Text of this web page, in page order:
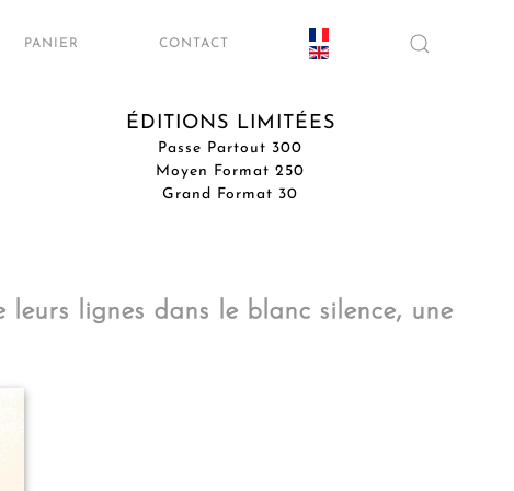
PANIER CONTACT
ÉDITIONS LIMITÉES
Passe Partout 300
Moyen Format 250
Grand Format 30
lignes dans le blanc silence, une